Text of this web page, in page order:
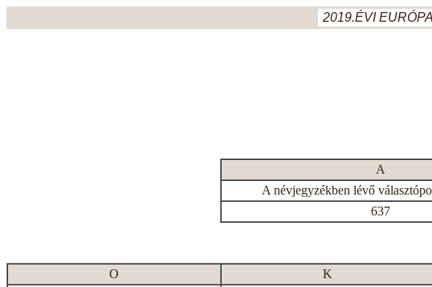
2019.ÉVI
A
A névjegyzékben lévő
637
O K